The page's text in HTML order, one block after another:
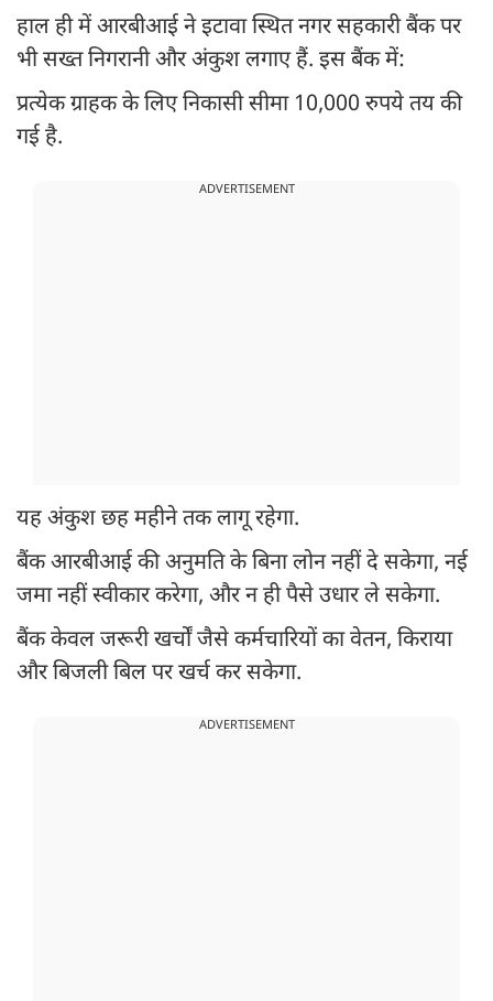
हाल ही में आरबीआई ने इटावा स्थित नगर सहकारी बैंक पर
भी सख्त निगरानी और अंकुश लगाए हैं. इस बैंक में:
प्रत्येक ग्राहक के लिए निकासी सीमा 10,000 रुपये तय की
गई है.
ADVERTISEMENT
यह अंकुश छह महीने तक लागू रहेगा.
बैंक आरबीआई की अनुमति के बिना लोन नहीं दे सकेगा, नई
जमा नहीं स्वीकार करेगा, और न ही पैसे उधार ले सकेगा.
बैंक केवल जरूरी खर्चों जैसे कर्मचारियों का वेतन, किराया
और बिजली बिल पर खर्च कर सकेगा.
ADVERTISEMENT